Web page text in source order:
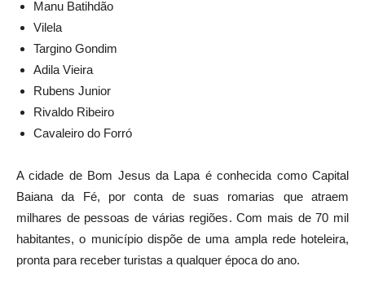
Manu Batihdão
Vilela
Targino Gondim
Adila Vieira
Rubens Junior
Rivaldo Ribeiro
Cavaleiro do Forró
A cidade de Bom Jesus da Lapa é conhecida como Capital
Baiana da Fé, por conta de suas romarias que atraem
milhares de pessoas de várias regiões. Com mais de 70 mil
habitantes, o município dispõe de uma ampla rede hoteleira,
pronta para receber turistas a qualquer época do ano.